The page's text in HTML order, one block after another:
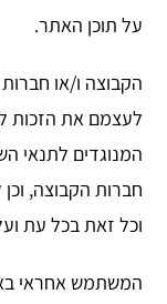
על תוכן האתר.
הקבוצה ו/או
לעצמם את הזכות
המנוגדים לתנאי
חברות הקבוצה,
וכל זאת בכל עת
המשתמש אחראי